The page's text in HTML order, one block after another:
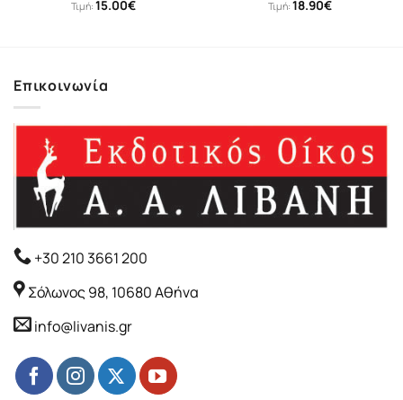
Τιμή: 15.00€ Τιμή: 18.90€
Επικοινωνία
+30 210 3661 200
Σόλωνος 98, 10680 Αθήνα
info@livanis.gr